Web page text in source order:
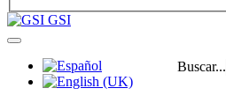
GSI
Buscar...